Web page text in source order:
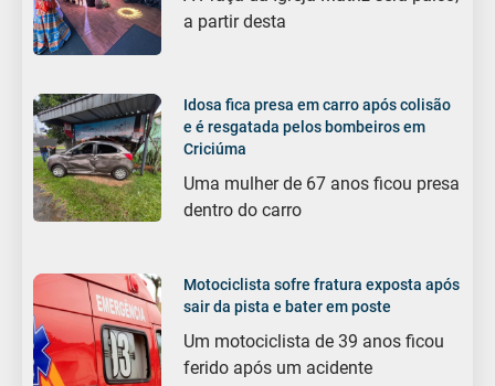
a partir desta
Idosa fica presa em carro após colisão
e é resgatada pelos bombeiros em
Criciúma
Uma mulher de 67 anos ficou presa
dentro do carro
Motociclista sofre fratura exposta após
sair da pista e bater em poste
Um motociclista de 39 anos ficou
ferido após um acidente